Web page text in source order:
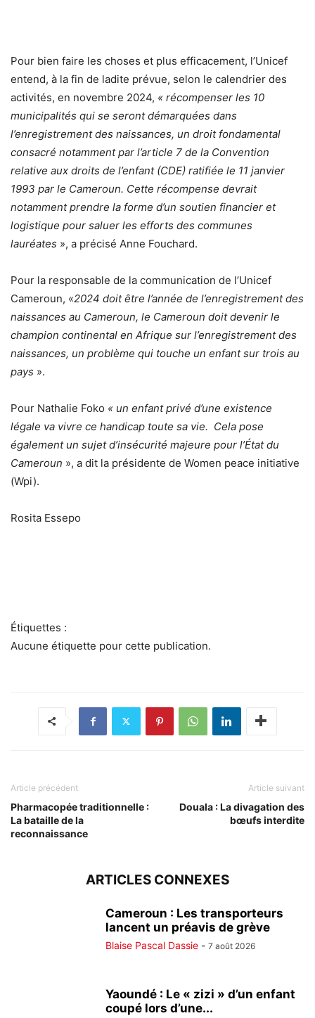
Pour bien faire les choses et plus efficacement, l’Unicef
entend, à la fin de ladite prévue, selon le calendrier des
activités, en novembre 2024, « récompenser les 10
municipalités qui se seront démarquées dans
l’enregistrement des naissances, un droit fondamental
consacré notamment par l’article 7 de la Convention
relative aux droits de l’enfant (CDE) ratifiée le 11 janvier
1993 par le Cameroun. Cette récompense devrait
notamment prendre la forme d’un soutien financier et
logistique pour saluer les efforts des communes
lauréates », a précisé Anne Fouchard.
Pour la responsable de la communication de l’Unicef
Cameroun, «2024 doit être l’année de l’enregistrement des
naissances au Cameroun, le Cameroun doit devenir le
champion continental en Afrique sur l’enregistrement des
naissances, un problème qui touche un enfant sur trois au
pays ».
Pour Nathalie Foko « un enfant privé d’une existence
légale va vivre ce handicap toute sa vie. Cela pose
également un sujet d’insécurité majeure pour l’État du
Cameroun », a dit la présidente de Women peace initiative
(Wpi).
Rosita Essepo
Étiquettes :
Aucune étiquette pour cette publication.
Article précédent
Pharmacopée traditionnelle :
La bataille de la
reconnaissance
Article suivant
Douala : La divagation des
bœufs interdite
ARTICLES CONNEXES
Cameroun : Les transporteurs
lancent un préavis de grève
Blaise Pascal Dassie - 7 août 2026
Yaoundé : Le « zizi » d’un enfant
coupé lors d’une...